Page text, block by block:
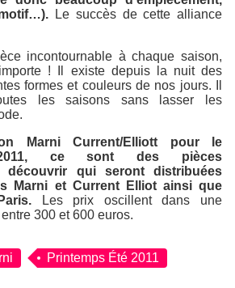
Le succès de cette alliance
incontournable à chaque saison,
! Il existe depuis la nuit des
formes et couleurs de nos jours. Il
les saisons sans lasser les
Marni Current/Elliott pour le
2011, ce sont des pièces
découvrir qui seront distribuées
Marni et Current Elliot ainsi que
Les prix oscillent dans une
300 et 600 euros.
Printemps Été 2011